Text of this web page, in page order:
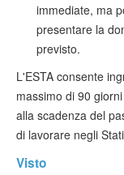
immediate, ma
presentare la
previsto.
L'ESTA consente
massimo di 90
alla scadenza del
di lavorare negli
Visto